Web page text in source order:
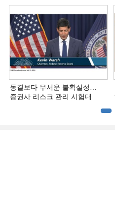
증권사 (5)]
동결보다 무서운 불확실성…
증권사 리스크 관리 시험대